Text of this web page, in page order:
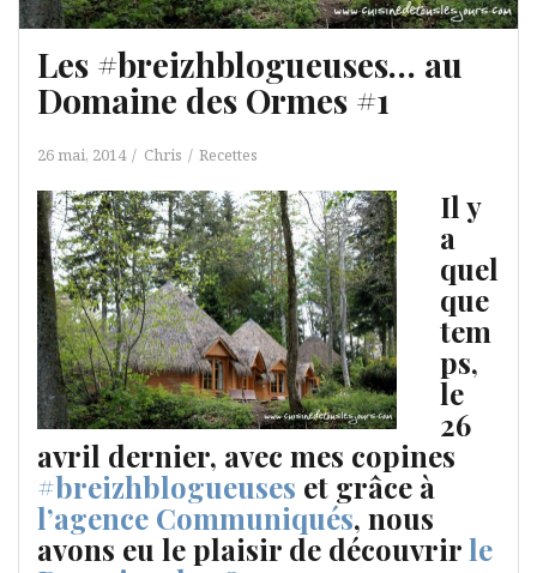
Les #breizhblogueuses… au
Domaine des Ormes #1
26 mai, 2014 Chris Recettes
Il y
a
quel
que
tem
ps,
le
26
avril dernier, avec mes copines
#breizhblogueuses et grâce à
l’agence Communiqués, nous
avons eu le plaisir de découvrirle